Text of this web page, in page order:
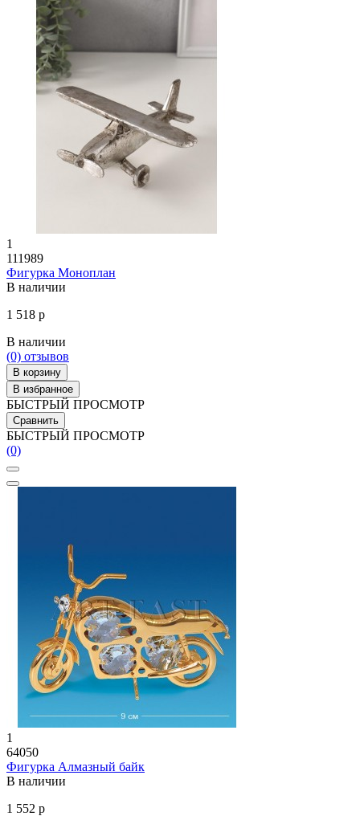
1
111989
Фигурка Моноплан
В наличии
1 518 р
В наличии
(0) отзывов
В корзину
В избранное
БЫСТРЫЙ ПРОСМОТР
Сравнить
БЫСТРЫЙ ПРОСМОТР
(0)
1
64050
Фигурка Алмазный байк
В наличии
1 552 р